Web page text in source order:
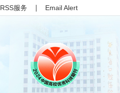
RSS服务 Email Alert